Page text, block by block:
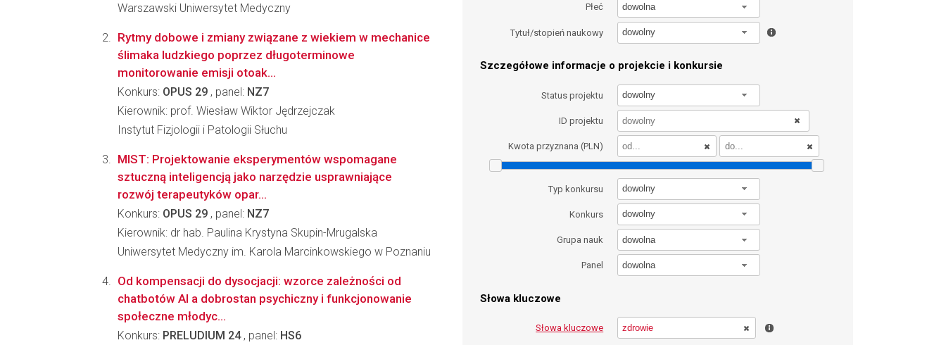
Płeć dowolna
Tytuł/stopień naukowy dowolny
Szczegółowe informacje o projekcie i konkursie
Status projektu dowolny
ID projektu
Kwota przyznana (PLN)
Typ konkursu dowolny
Konkurs dowolny
Grupa nauk dowolna
Panel dowolna
Słowa kluczowe
Słowa kluczowe
Warszawski Uniwersytet Medyczny
Rytmy dobowe i zmiany związane z wiekiem w mechanice
ślimaka ludzkiego poprzez długoterminowe
monitorowanie emisji otoak...
Konkurs: OPUS 29 , panel: NZ7
Kierownik: prof. Wiesław Wiktor Jędrzejczak
Instytut Fizjologii i Patologii Słuchu
MIST: Projektowanie eksperymentów wspomagane
sztuczną inteligencją jako narzędzie usprawniające
rozwój terapeutyków opar...
Konkurs: OPUS 29 , panel: NZ7
Kierownik: dr hab. Paulina Krystyna Skupin-Mrugalska
Uniwersytet Medyczny im. Karola Marcinkowskiego w Poznaniu
Od kompensacji do dysocjacji: wzorce zależności od
chatbotów AI a dobrostan psychiczny i funkcjonowanie
społeczne młodyc...
Konkurs: PRELUDIUM 24, panel: HS6